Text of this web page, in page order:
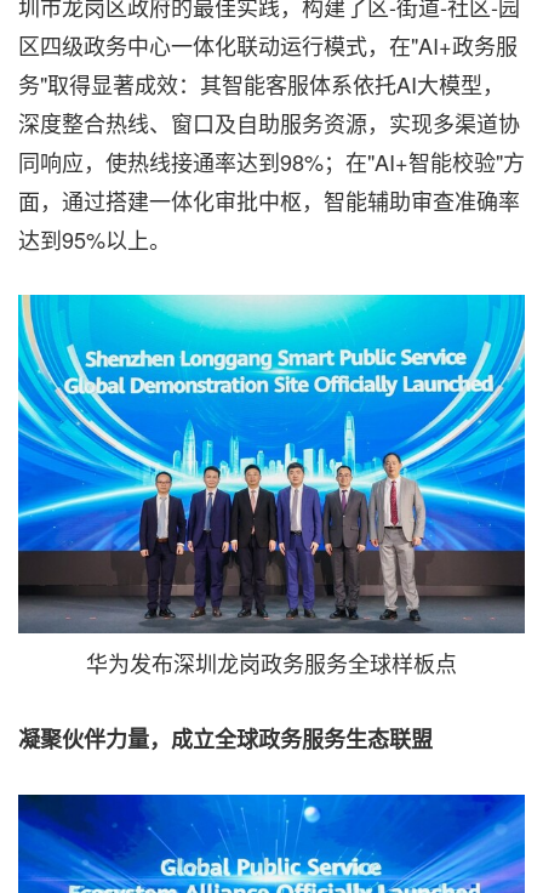
圳市龙岗区政府的最佳实践，构建了区-街道-社区-园
区四级政务中心一体化联动运行模式，在"AI+政务服
务"取得显著成效：其智能客服体系依托AI大模型，
深度整合热线、窗口及自助服务资源，实现多渠道协
同响应，使热线接通率达到98%；在"AI+智能校验"方
面，通过搭建一体化审批中枢，智能辅助审查准确率
达到95%以上。
华为发布深圳龙岗政务服务全球样板点
凝聚伙伴力量，成立全球政务服务生态联盟